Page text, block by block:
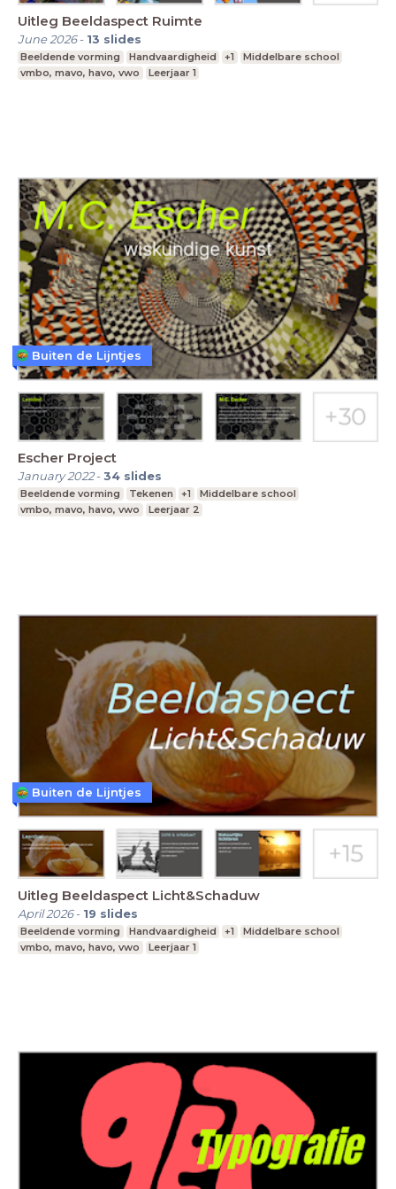
Uitleg Beeldaspect Ruimte
June 2026- 13 slides
Beeldende vorming Handvaardigheid +1
Middelbare school
vmbo, mavo, havo, vwo
Leerjaar 1
Escher Project
January 2022-34 slides
Beeldende vorming Tekenen +1
Middelbare school
vmbo, mavo, havo, vwo
Leerjaar 2
Buiten de Lijntjes
Uitleg Beeldaspect Licht&Schaduw
April 2026- 19 slides
Beeldende vorming Handvaardigheid +1
Middelbare school
vmbo, mavo, havo, vwo
Leerjaar 1
Buiten de Lijntjes